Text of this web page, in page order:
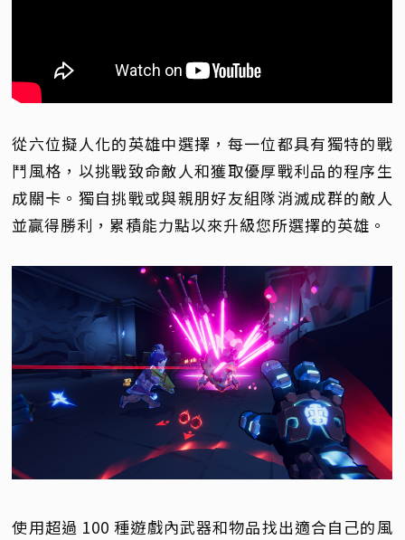
從六位擬人化的英雄中選擇，每一位都具有獨特的戰
鬥風格，以挑戰致命敵人和獲取優厚戰利品的程序生
成關卡。獨自挑戰或與親朋好友組隊消滅成群的敵人
並贏得勝利，累積能力點以來升級您所選擇的英雄。
使用超過 100 種遊戲內武器和物品找出適合自己的風